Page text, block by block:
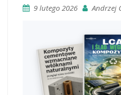
9 lutego 2026 Andrzej